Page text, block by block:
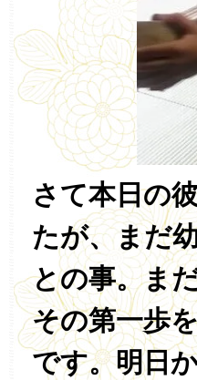
さて本日の
たが、まだ
との事。ま
その第一歩
です。明日